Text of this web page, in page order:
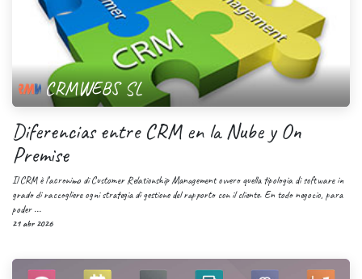
CRMWEBS SL
Diferencias entre CRM en la Nube y On
Premise
Il CRM è l’acronimo di Customer Relationship Management ovvero quella tipologia di software in
grado di raccogliere ogni strategia di gestione del rapporto con il cliente. En todo negocio, para
poder ...
21 abr 2026